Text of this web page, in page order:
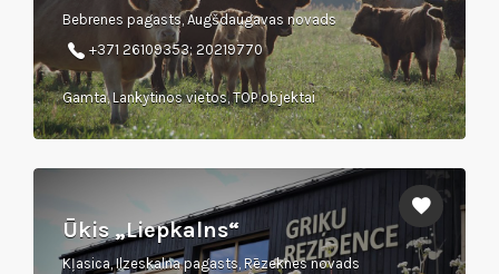
Bebrenes pagasts, Augšdaugavas novads
+371 26109353; 20219770
Gamta, Lankytinos vietos, TOP objektai
Ūkis „Liepkalns“
Kļasica, Ilzeskalna pagasts, Rēzeknes novads